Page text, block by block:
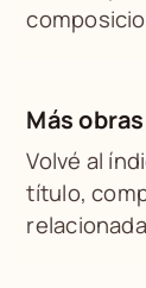
Más
Volvé al
título,